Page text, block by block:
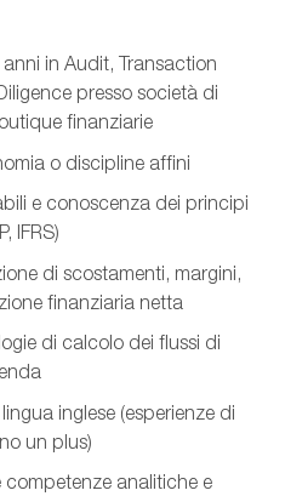
in Audit, Transaction
presso società di
finanziarie
o discipline affini
e conoscenza dei principi
IFRS)
di scostamenti, margini,
finanziaria netta
di calcolo dei flussi di
inglese (esperienze di
un plus)
analitiche e